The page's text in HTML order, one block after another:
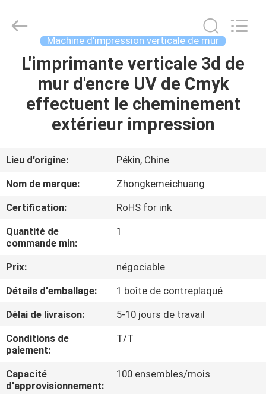
MAISON
PRODUITS
SUJET
DE
NOUS
VISITE
D'USINE
CONTRÔLE
DE
QUALITÉ
CONTACTEZ-
And
Technology
Machine d'impression verticale de mur
L'imprimante verticale 3d de
mur d'encre UV de Cmyk
effectuent le cheminement
extérieur impression
Lieu d'origine:
Pékin, Chine
Nom de marque:
Zhongkemeichuang
Certification:
RoHS for ink
Quantité de
commande min:
1
Prix:
négociable
Détails d'emballage:
1 boîte de contreplaqué
Délai de livraison:
5-10 jours de travail
Conditions de
paiement:
T/T
Capacité
d'approvisionnement:
100 ensembles/mois